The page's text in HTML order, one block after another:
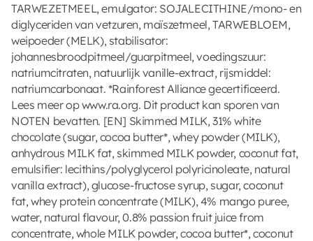
TARWEZETMEEL, emulgator: SOJALECITHINE/mono- en
diglyceriden van vetzuren, maïszetmeel, TARWEBLOEM,
weipoeder (MELK), stabilisator:
johannesbroodpitmeel/guarpitmeel, voedingszuur:
natriumcitraten, natuurlijk vanille-extract, rijsmiddel:
natriumcarbonaat. *Rainforest Alliance gecertificeerd.
Lees meer op www.ra.org. Dit product kan sporen van
NOTEN bevatten. [EN] Skimmed MILK, 31% white
chocolate (sugar, cocoa butter*, whey powder (MILK),
anhydrous MILK fat, skimmed MILK powder, coconut fat,
emulsifier: lecithins/polyglycerol polyricinoleate, natural
vanilla extract), glucose-fructose syrup, sugar, coconut
fat, whey protein concentrate (MILK), 4% mango puree,
water, natural flavour, 0.8% passion fruit juice from
concentrate, whole MILK powder, cocoa butter*, coconut